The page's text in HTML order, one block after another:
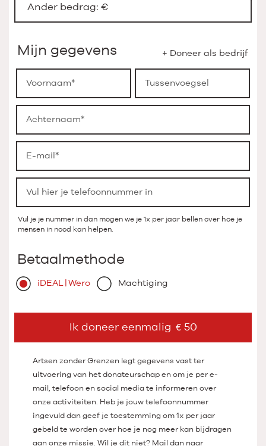
Ander bedrag: €
Mijn gegevens
Vul je je nummer in dan mogen we je 1x per jaar bellen over hoe je
mensen in nood kan helpen.
Betaalmethode
iDEAL | Wero Machtiging
Ik doneer eenmalig 50
Artsen zonder Grenzen legt gegevens vast ter
uitvoering van het donateurschap en om je per e-
mail, telefoon en social media te informeren over
onze activiteiten. Heb je jouw telefoonnummer
ingevuld dan geef je toestemming om 1x per jaar
gebeld te worden over hoe je nog meer kan bijdragen
aan onze missie. Wil je dit niet? Mail dan naar